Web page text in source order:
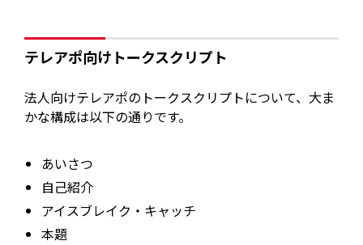
テレアポ向けトークスクリプト
法人向けテレアポのトークスクリプトについて、大ま
かな構成は以下の通りです。
あいさつ
自己紹介
アイスブレイク・キャッチ
本題